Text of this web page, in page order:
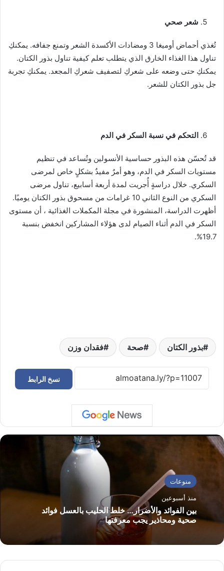
شعر صحي
تُغذي أحماض أوميغا 3 ومضادات الأكسدة الشعر وتمنع جفافه. يمكنكِ
تناول هذا الغذاء الخارق الذي يتطلب تعلم كيفية تناول بذور الكتان.
يمكنكِ حتى وضعه على شعركِ لتصفيف شعركِ المجعد. يمكنكِ تجربة
جل بذور الكتان للشعر.
التحكم في نسبة السكر في الدم
قد تُحسّن هذه البذور حساسية الأنسولين وتُساعد في تنظيم
مستويات السكر في الدم، وهو أمرٌ مفيدٌ بشكلٍ خاص لمرضى
السكري. خلال دراسةٍ أُجريت لمدة أربعة أسابيع، تناول مرضى
السكري من النوع الثاني 10 غرامات من مسحوق بذور الكتان يوميًا.
أظهرت الدراسة، المنشورة في مجلة المكملات الغذائية ، أن مستوى
السكر في الدم أثناء الصيام لدى هؤلاء المشاركين انخفض بنسبة
19.7%.
بذور الكتان صحة فقدان وزن
نسخ الرابط
منوعات
منذ أسبوعين
بين الفوائد والأضرار… خلط الحليب بالعسل فوائد
صحية ومحاذير يجب معرفتها